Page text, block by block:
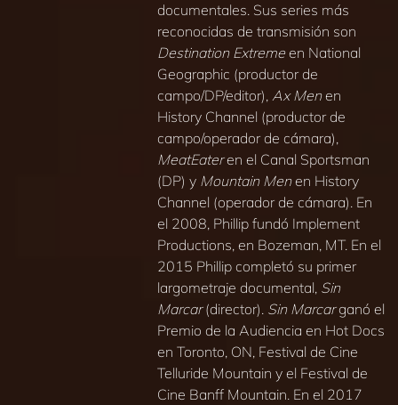
documentales. Sus series más
reconocidas de transmisión son
Destination Extremeen National
Geographic (productor de
campo/DP/editor), Ax Menen
History Channel (productor de
campo/operador de cámara),
MeatEateren el Canal Sportsman
(DP) y Mountain Menen History
Channel (operador de cámara). En
el 2008, Phillip fundó Implement
Productions, en Bozeman, MT. En el
2015 Phillip completó su primer
largometraje documental, Sin
Marcar(director). Sin Marcarganó el
Premio de la Audiencia en Hot Docs
en Toronto, ON, Festival de Cine
Telluride Mountain y el Festival de
Cine Banff Mountain. En el 2017